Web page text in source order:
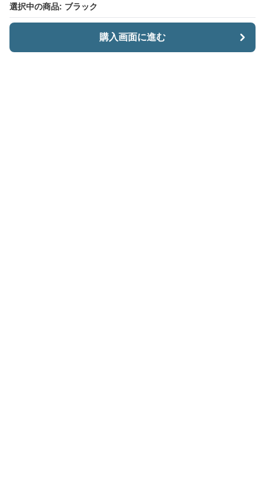
選択中の商品: ブラック
購入画面に進む
選択中の商品: ブラック
購入画面に進む